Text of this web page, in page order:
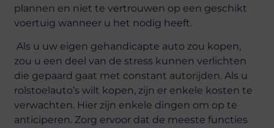
plannen en niet te vertrouwen op een geschikt
voertuig wanneer u het nodig heeft.
Als u uw eigen gehandicapte auto zou kopen,
zou u een deel van de stress kunnen verlichten
die gepaard gaat met constant autorijden. Als u
rolstoelauto’s wilt kopen, zijn er enkele kosten te
verwachten. Hier zijn enkele dingen om op te
anticiperen. Zorg ervoor dat de meeste functies